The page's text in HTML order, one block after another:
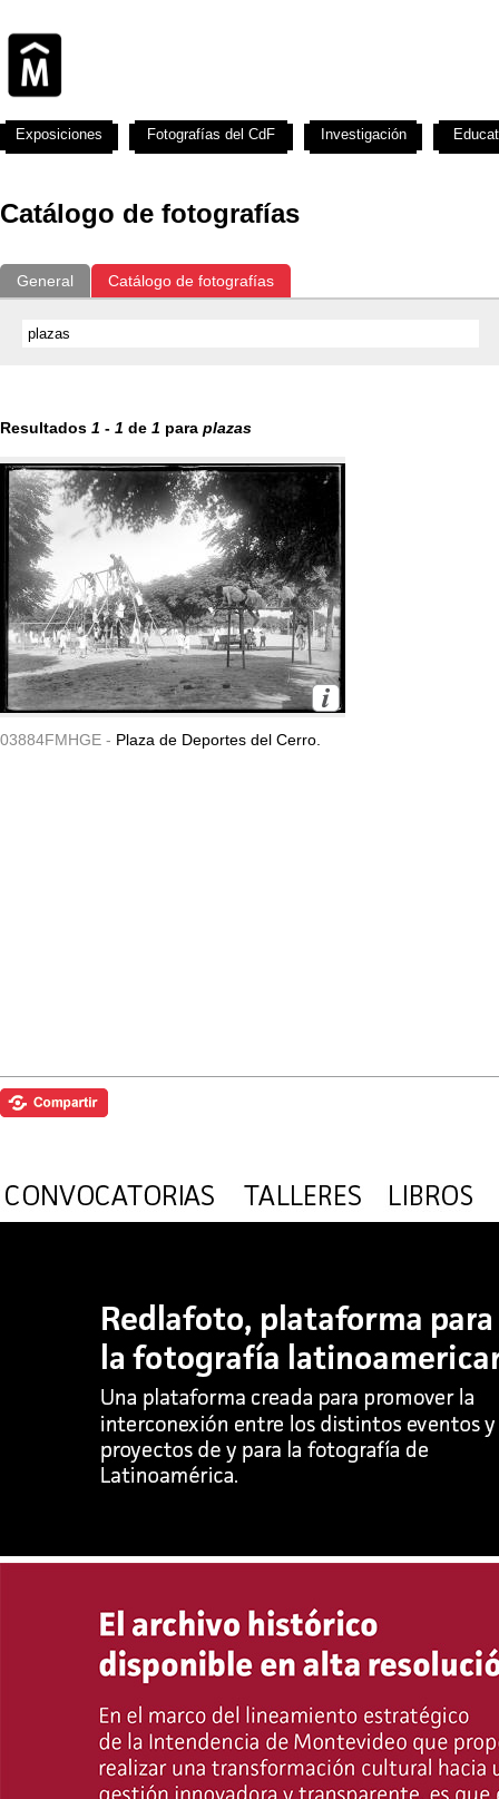
Catálogo de fotografías
General Catálogo de fotografías
Resultados 1 - 1 de 1 para plazas
03884FMHGE - Plaza de Deportes del Cerro.
Exposiciones Fotografías del CdF Investigación